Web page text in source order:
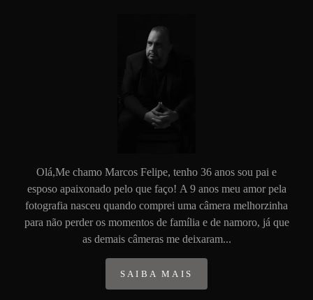
Olá,Me chamo Marcos Felipe, tenho 36 anos sou pai e
esposo apaixonado pelo que faço! A 9 anos meu amor pela
fotografia nasceu quando comprei uma câmera melhorzinha
para não perder os momentos de família e de namoro, já que
as demais câmeras me deixaram...
SAIBA MAIS